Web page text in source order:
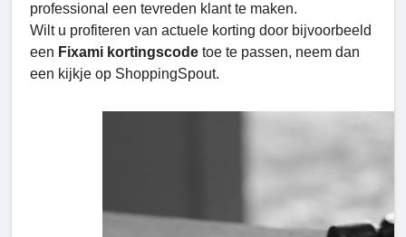
professional een tevreden klant te maken.
Wilt u profiteren van actuele korting door bijvoorbeeld
een Fixami kortingscode toe te passen, neem dan
een kijkje op ShoppingSpout.